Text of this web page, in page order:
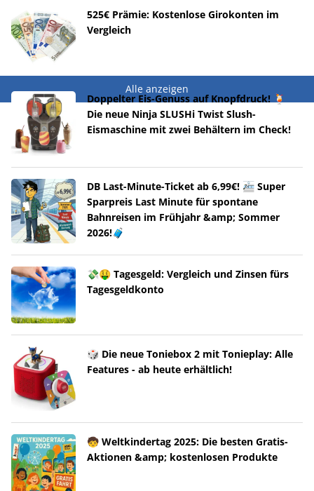
525€ Prämie: Kostenlose Girokonten im
Vergleich
Alle anzeigen
Doppelter Eis-Genuss auf Knopfdruck! 🍹
Die neue Ninja SLUSHi Twist Slush-
Eismaschine mit zwei Behältern im Check!
DB Last-Minute-Ticket ab 6,99€! 🚈 Super
Sparpreis Last Minute für spontane
Bahnreisen im Frühjahr &amp; Sommer
2026!🧳
💸🤑 Tagesgeld: Vergleich und Zinsen fürs
Tagesgeldkonto
🎲 Die neue Toniebox 2 mit Tonieplay: Alle
Features - ab heute erhältlich!
🧒 Weltkindertag 2025: Die besten Gratis-
Aktionen &amp; kostenlosen Produkte